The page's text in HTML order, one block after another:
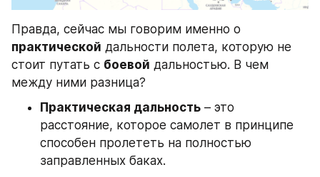
практической дальности полета, которую не
стоит путать с боевой дальностью. В чем
между ними разница?
Практическая дальность – это
расстояние, которое самолет в принципе
способен пролететь на полностью
заправленных баках.